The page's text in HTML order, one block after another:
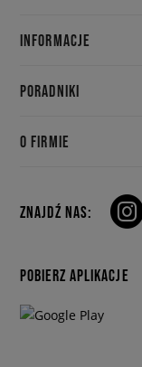
INFORMACJE
PORADNIKI
O FIRMIE
ZNAJDŹ NAS:
POBIERZ APLIKACJE